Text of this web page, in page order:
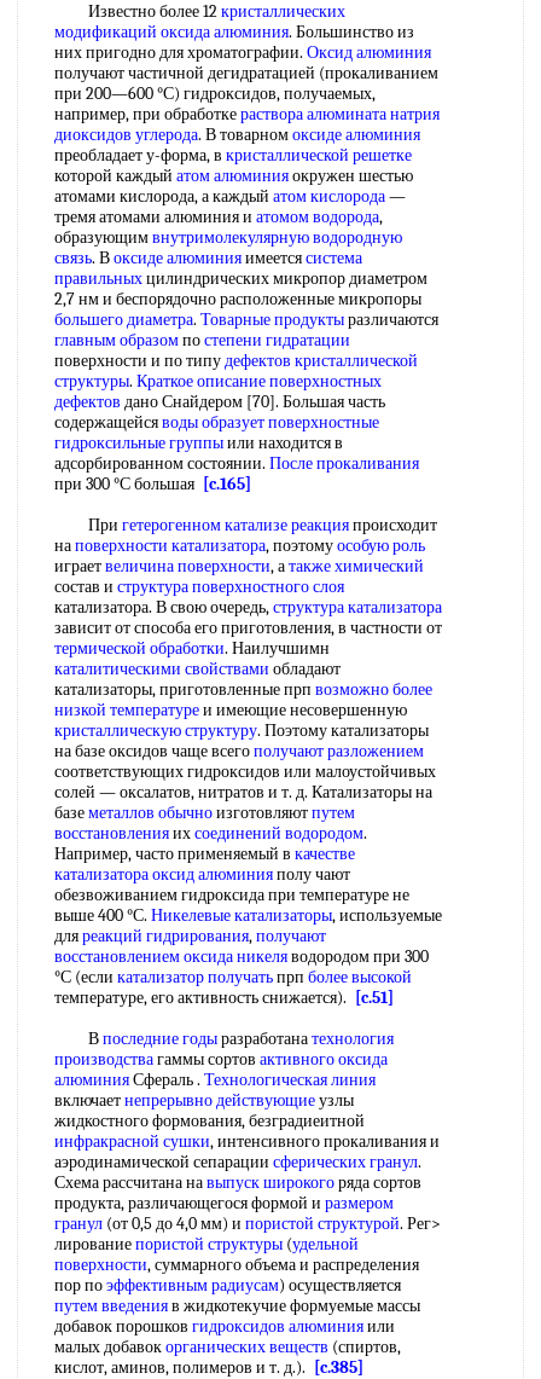
Известно более 12кристаллических
модификаций оксида алюминия. Большинство из
них пригодно для хроматографии. Оксид алюминия
получают частичной дегидратацией (прокаливанием
при 200—600 °С) гидроксидов, получаемых,
например, при обработкераствора алюмината натрия
диоксидов углерода. В товарномоксиде алюминия
преобладает у-форма, в кристаллической решетке
которой каждый атом алюминияокружен шестью
атомами кислорода, а каждый атом кислорода—
тремя атомами алюминия и атомом водорода,
образующимвнутримолекулярную водородную
связь. Воксиде алюминияимеетсясистема
правильныхцилиндрических микропор диаметром
2,7 нм и беспорядочно расположенные микропоры
большего диаметра. Товарные продуктыразличаются
главным образомпостепени гидратации
поверхности и по типудефектов кристаллической
структуры. Краткое описаниеповерхностных
дефектов дано Снайдером [70]. Большая часть
содержащейсяводы образуетповерхностные
гидроксильные группыили находится в
адсорбированном состоянии. После прокаливания
при 300 °С большая [c.165]
При гетерогенном катализе реакцияпроисходит
наповерхности катализатора, поэтомуособую роль
играетвеличина поверхности, атакже химический
состав и структура поверхностного слоя
катализатора. В свою очередь,структура катализатора
зависит от способа его приготовления, в частности от
термической обработки. Наилучшимн
каталитическими свойствами обладают
катализаторы, приготовленные прп возможно более
низкой температуреи имеющие несовершенную
кристаллическую структуру. Поэтому катализаторы
на базе оксидов чаще всегополучают разложением
соответствующих гидроксидов или малоустойчивых
солей — оксалатов, нитратов и т. д. Катализаторы на
баземеталлов обычноизготовляютпутем
восстановленияихсоединений водородом.
Например, часто применяемый в качестве
катализатораоксид алюминияполу чают
обезвоживанием гидроксида при температуре не
выше 400 °С. Никелевые катализаторы, используемые
дляреакций гидрирования,получают
восстановлениемоксида никеляводородом при 300
°С (если катализатор получатьпрп более высокой
температуре, его активность снижается).
[c.51]
Впоследние годыразработанатехнология
производствагаммы сортов активного оксида
алюминияСфераль . Технологическая линия
включаетнепрерывно действующиеузлы
жидкостного формования, безградиеитной
инфракрасной сушки, интенсивного прокаливания и
аэродинамической сепарации сферических гранул.
Схема рассчитана навыпуск широкогоряда сортов
продукта, различающегося формой и размером
гранул (от 0,5 до 4,0 мм) и пористой структурой. Рег>
лированиепористой структуры (удельной
поверхности, суммарного объема и распределения
пор поэффективным радиусам) осуществляется
путем введенияв жидкотекучие формуемые массы
добавок порошков гидроксидов алюминияили
малых добавокорганических веществ (спиртов,
кислот, аминов, полимеров и т. д.).
[c.385]